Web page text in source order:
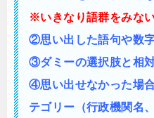
※いきなり語群をみな
②思い出した語句や数
③ダミーの選択肢と相
④思い出せなかった場
テゴリー（行政機関名